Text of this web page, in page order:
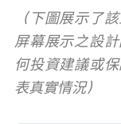
（下圖展示了
屏幕展示之設
何投資建議或
表真實情況）